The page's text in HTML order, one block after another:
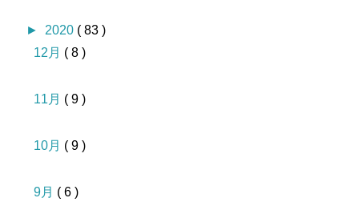
► 2020 ( 83 )
12月 ( 8 )
11月 ( 9 )
10月 ( 9 )
9月 ( 6 )